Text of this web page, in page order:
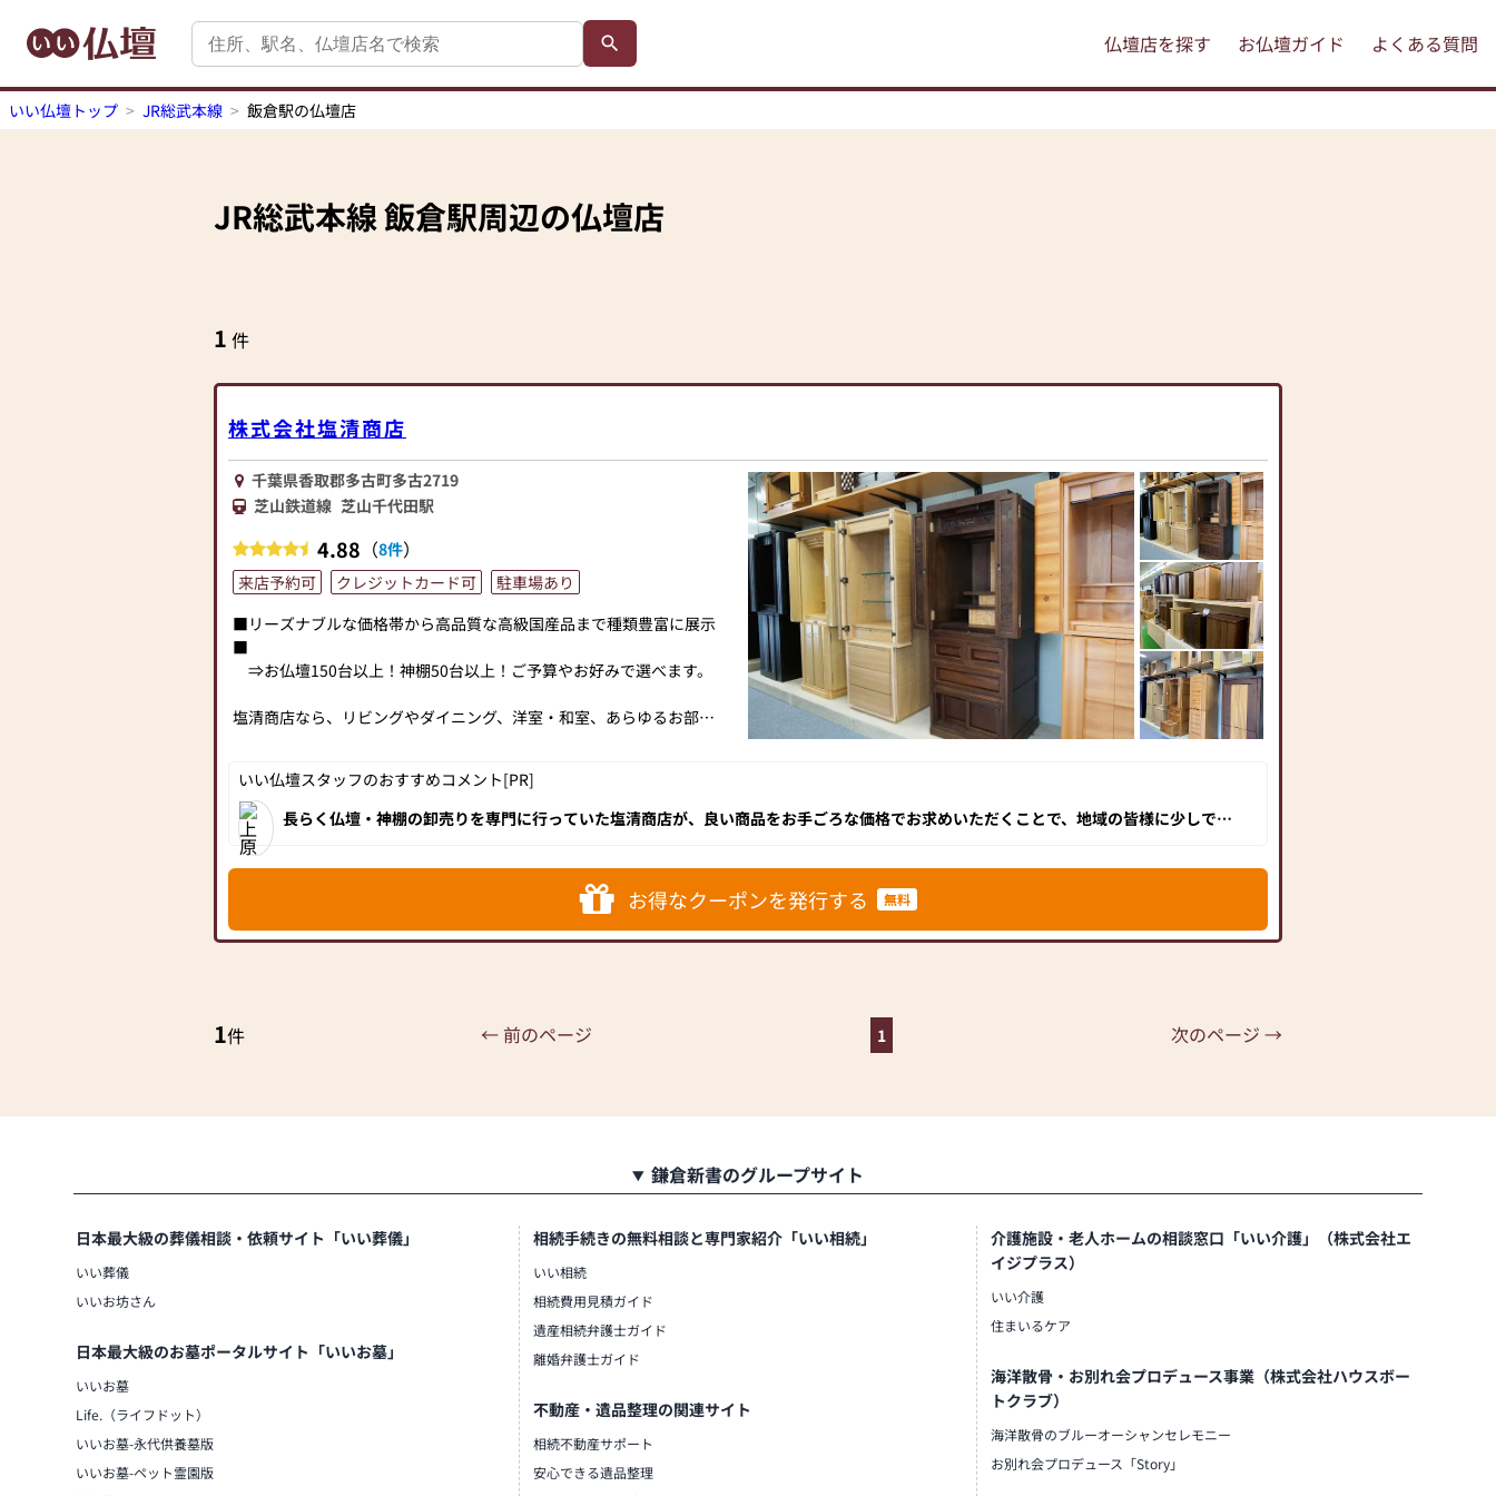
仏壇店を探す お仏壇ガイド よくある質問
いい仏壇トップ JR総武本線 飯倉駅の仏壇店
JR総武本線飯倉駅周辺の仏壇店
1 件
株式会社塩清商店
千葉県香取郡多古町多古2719
芝山鉄道線 芝山千代田駅
4.88 （8件）
来店予約可 クレジットカード可
駐車場あり
■リーズナブルな価格帯から高品質な高級国産品まで種類豊富に展示
■
⇒お仏壇150台以上！神棚50台以上！ご予算やお好みで選べます。
塩清商店なら、リビングやダイニング、洋室・和室、あらゆるお部屋
とサイズを取り揃えていますので、ご予算やお好みで選べます。
お買い上げ後も安心の万全サポート！
丁寧なご提案と接客を心掛けておりますので、どうぞお気軽にご来店
ください。
モダン仏壇、伝統型仏壇、関東型仏壇、仏具、神棚、神具等、幅広く
人気のモダン仏壇、モダン仏具を展示しています。
もある「はめ込み仏壇（関東仏壇）」を常時50本以上展示。
統的な唐木仏壇を常時約150本以上の仏壇を展示しています。
それぞれのお仏壇に最適な仏具も品揃え豊富に取り扱っています。
▼神棚・神具
オリジナル神棚、木曽桧、桧、屋久杉、本欅などの材質、一社、三
社、五社、神殿、入母屋、切妻などの豊富な種類、サイズを常時50本
丁寧な造りでご好評いただいております。
ご質問やご不安などがありましたらお気軽にご相談ください。
専門知識豊かなスタッフが仏事全般に親切丁寧にしっかりとサポート
お仏壇の納品後も丁寧なアフターケアを実施し、修理やお客様のニー
いい仏壇スタッフのおすすめコメント[PR]
長らく仏壇・神棚の卸売りを専門に行っていた塩清商店が、良い商品をお手ごろな価格でお求めいただくことで、地域の皆様に少しでも
お得なクーポンを発行する 無料
1件 ← 前のページ 1 次のページ →
鎌倉新書のグループサイト
日本最大級の葬儀相談・依頼サイト「いい葬儀」
いい葬儀
いいお坊さん
日本最大級のお墓ポータルサイト「いいお墓」
いいお墓
Life.（ライフドット）
いいお墓-永代供養墓版
いいお墓-ペット霊園版
相続手続きの無料相談と専門家紹介「いい相続」
いい相続
相続費用見積ガイド
遺産相続弁護士ガイド
離婚弁護士ガイド
不動産・遺品整理の関連サイト
相続不動産サポート
安心できる遺品整理
介護施設・老人ホームの相談窓口「いい介護」（株式会社エ
イジプラス）
いい介護
住まいるケア
海洋散骨・お別れ会プロデュース事業（株式会社ハウスボー
トクラブ）
海洋散骨のブルーオーシャンセレモニー
お別れ会プロデュース「Story」